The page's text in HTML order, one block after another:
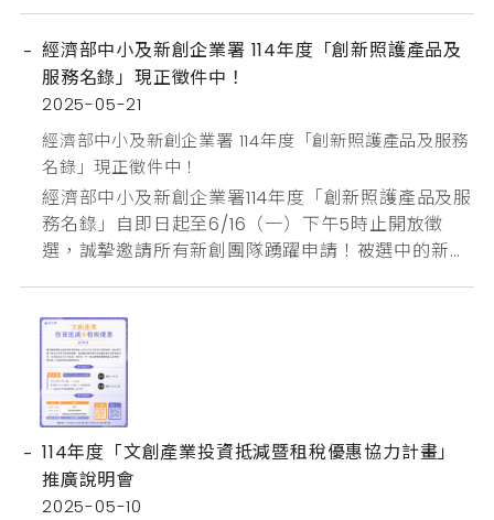
慧」兩大領域企業進行展出。為協助企業因應對美國
關稅挑戰，並開拓多元市場，本次徵展廠商規模擴
大...
經濟部中小及新創企業署 114年度「創新照護產品及
服務名錄」現正徵件中！
2025-05-21
經濟部中小及新創企業署 114年度「創新照護產品及服務
名錄」現正徵件中！
經濟部中小及新創企業署114年度「創新照護產品及服
務名錄」自即日起至6/16（一）下午5時止開放徵
選，誠摯邀請所有新創團隊踴躍申請！被選中的新創
曝光度並加速與照護機構的合作，讓我們共同推動照
護產業的創新與進步！申請詳情請見新創採購發展計
畫網址：https://spp.org.tw/spp/sppnews/2...
114年度「文創產業投資抵減暨租稅優惠協力計畫」
推廣說明會
2025-05-10